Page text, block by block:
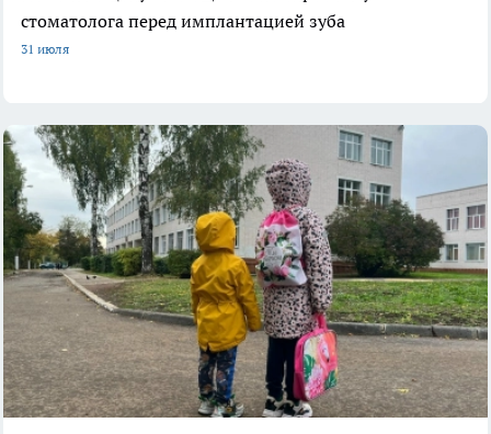
стоматолога перед имплантацией зуба
31 июля